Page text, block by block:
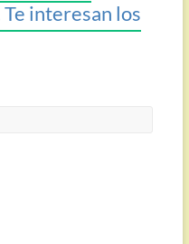
interesan los